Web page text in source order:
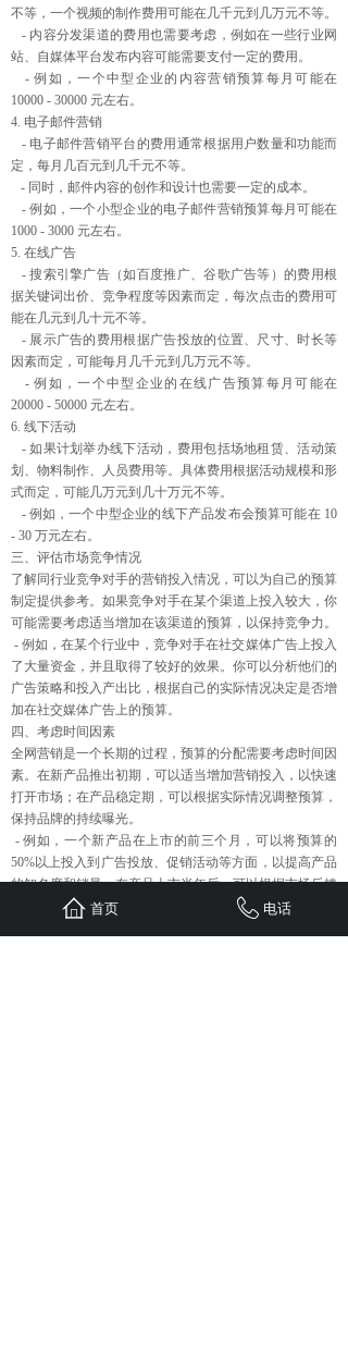
不等，一个视频的制作费用可能在几千元到几万元不等。
- 内容分发渠道的费用也需要考虑，例如在一些行业网
站、自媒体平台发布内容可能需要支付一定的费用。
- 例如，一个中型企业的内容营销预算每月可能在
10000 - 30000 元左右。
4. 电子邮件营销
- 电子邮件营销平台的费用通常根据用户数量和功能而
定，每月几百元到几千元不等。
- 同时，邮件内容的创作和设计也需要一定的成本。
- 例如，一个小型企业的电子邮件营销预算每月可能在
1000 - 3000 元左右。
5. 在线广告
- 搜索引擎广告（如百度推广、谷歌广告等）的费用根
据关键词出价、竞争程度等因素而定，每次点击的费用可
能在几元到几十元不等。
- 展示广告的费用根据广告投放的位置、尺寸、时长等
因素而定，可能每月几千元到几万元不等。
- 例如，一个中型企业的在线广告预算每月可能在
20000 - 50000 元左右。
6. 线下活动
- 如果计划举办线下活动，费用包括场地租赁、活动策
划、物料制作、人员费用等。具体费用根据活动规模和形
式而定，可能几万元到几十万元不等。
- 例如，一个中型企业的线下产品发布会预算可能在 10
- 30 万元左右。
三、评估市场竞争情况
了解同行业竞争对手的营销投入情况，可以为自己的预算
制定提供参考。如果竞争对手在某个渠道上投入较大，你
可能需要考虑适当增加在该渠道的预算，以保持竞争力。
- 例如，在某个行业中，竞争对手在社交媒体广告上投入
了大量资金，并且取得了较好的效果。你可以分析他们的
广告策略和投入产出比，根据自己的实际情况决定是否增
加在社交媒体广告上的预算。
四、考虑时间因素
全网营销是一个长期的过程，预算的分配需要考虑时间因
素。在新产品推出初期，可以适当增加营销投入，以快速
打开市场；在产品稳定期，可以根据实际情况调整预算，
保持品牌的持续曝光。
- 例如，一个新产品在上市的前三个月，可以将预算的
50%以上投入到广告投放、促销活动等方面，以提高产品
的知名度和销量；在产品上市半年后，可以根据市场反馈
和销售情况，调整预算分配，将更多的资金投入到用户维
首页 电话